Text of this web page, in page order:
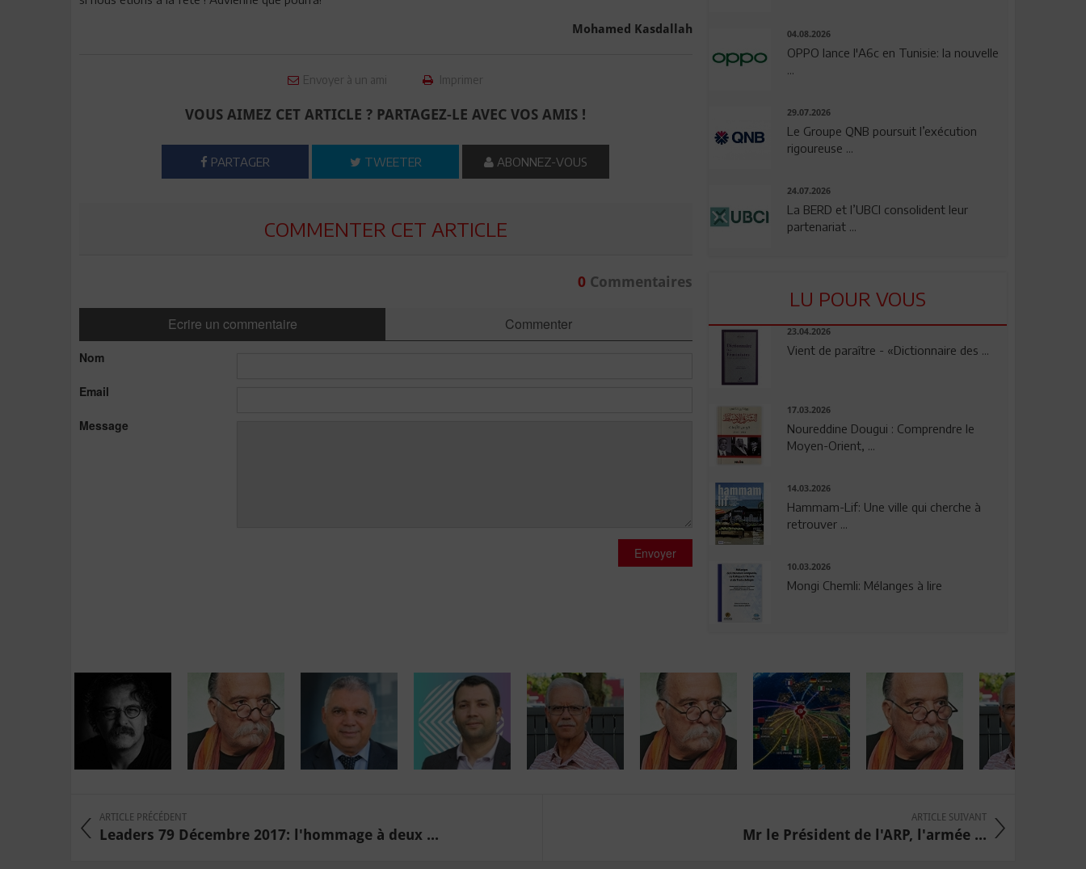
Mohamed Kasdallah
Envoyer à un ami Imprimer
VOUS AIMEZ CET ARTICLE ? PARTAGEZ-LE AVEC VOS AMIS !
PARTAGER TWEETER ABONNEZ-VOUS
COMMENTER CET ARTICLE
0Commentaires
Ecrire un commentaire Commenter
Nom
Email
Message
Envoyer
04.08.2026
OPPO lance l'A6c en Tunisie: la nouvelle
29.07.2026
Le Groupe QNB poursuit l’exécution
rigoureuse ...
24.07.2026
La BERD et l’UBCI consolident leur
partenariat ...
LU POUR VOUS
23.04.2026
Vient de paraître - «Dictionnaire des ...
17.03.2026
Noureddine Dougui : Comprendre le
Moyen-Orient, ...
14.03.2026
Hammam-Lif: Une ville qui cherche à
retrouver ...
10.03.2026
Mongi Chemli: Mélanges à lire
ARTICLE PRÉCÉDENT
Leaders 79 Décembre 2017: l'hommage à deux ...
ARTICLE SUIVANT
Mr le Président de l'ARP, l'armée ...